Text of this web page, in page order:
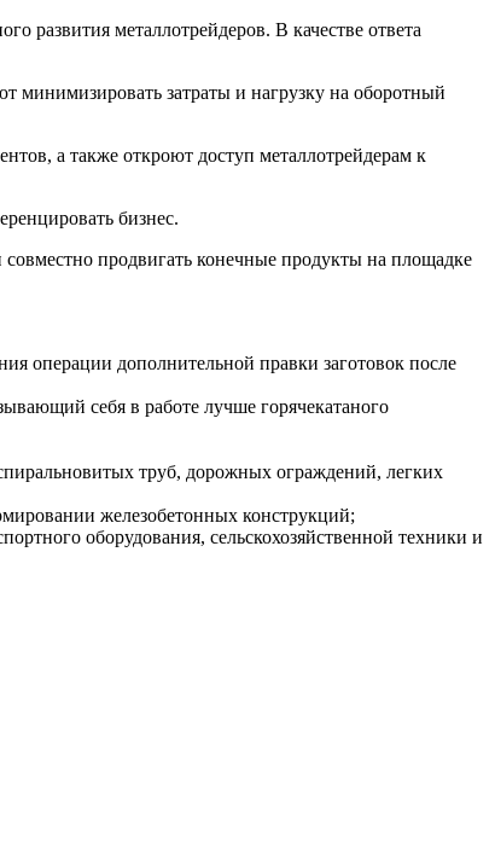
развития металлотрейдеров. В качестве ответа
минимизировать затраты и нагрузку на оборотный
а также откроют доступ металлотрейдерам к
бизнес.
продвигать конечные продукты на площадке
операции дополнительной правки заготовок после
себя в работе лучше горячекатаного
труб, дорожных ограждений, легких
железобетонных конструкций;
оборудования, сельскохозяйственной техники и